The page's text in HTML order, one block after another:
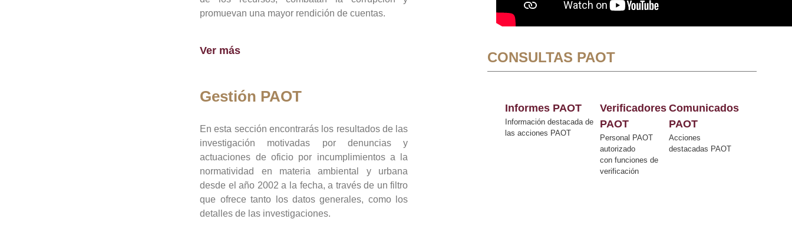
promuevan una mayor rendición de cuentas.
Ver más
Gestión PAOT
En esta sección encontrarás los resultados de las
investigación motivadas por denuncias y
actuaciones de oficio por incumplimientos a la
normatividad en materia ambiental y urbana
desde el año 2002 a la fecha, a través de un filtro
que ofrece tanto los datos generales, como los
detalles de las investigaciones.
CONSULTAS PAOT
Informes PAOT
Información destacada de
las acciones PAOT
Verificadores
PAOT
Personal PAOT
autorizado
con funciones de
verificación
Comunicados
PAOT
Acciones
destacadas PAOT